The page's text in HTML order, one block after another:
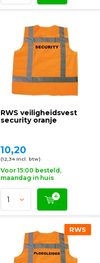
RWS veiligheidsvest
security oranje
10,20
(12,34 Incl. btw)
Voor 15:00 besteld,
maandag in huis
RWS